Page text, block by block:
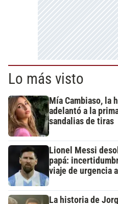
Lo más visto
Mía Cambiaso, la
adelantó a la
sandalias de tiras
Lionel Messi
papá:
viaje de urgencia
La historia de